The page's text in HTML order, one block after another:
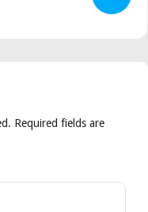
Required fields are